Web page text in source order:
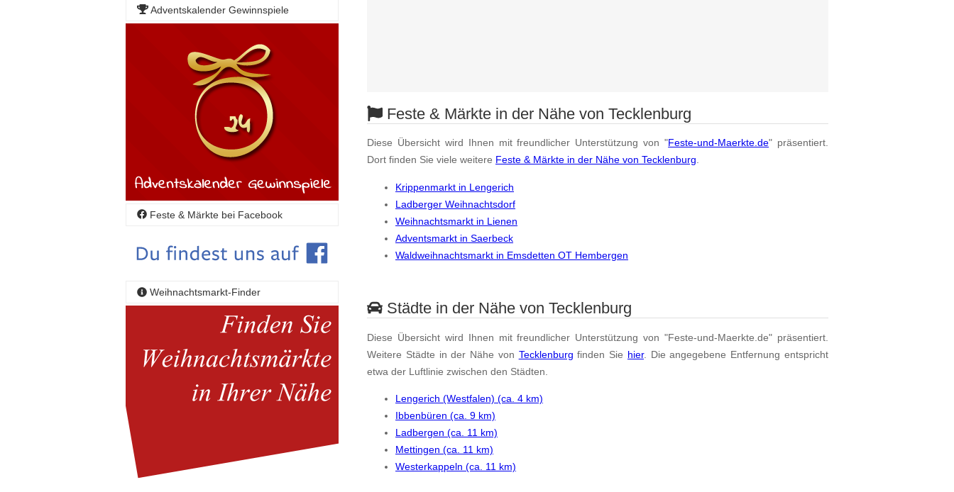
Feste & Märkte in der Nähe von Tecklenburg
Diese Übersicht wird Ihnen mit freundlicher Unterstützung von "Feste-und-Maerkte.de" präsentiert.
Dort finden Sie viele weitere Feste & Märkte in der Nähe von Tecklenburg.
Krippenmarkt in Lengerich
Ladberger Weihnachtsdorf
Weihnachtsmarkt in Lienen
Adventsmarkt in Saerbeck
Waldweihnachtsmarkt in Emsdetten OT Hembergen
Städte in der Nähe von Tecklenburg
Diese Übersicht wird Ihnen mit freundlicher Unterstützung von "Feste-und-Maerkte.de" präsentiert.
Weitere Städte in der Nähe von Tecklenburg finden Sie hier. Die angegebene Entfernung entspricht
etwa der Luftlinie zwischen den Städten.
Lengerich (Westfalen) (ca. 4 km)
Ibbenbüren (ca. 9 km)
Ladbergen (ca. 11 km)
Mettingen (ca. 11 km)
Westerkappeln (ca. 11 km)
Adventskalender Gewinnspiele
Feste & Märkte bei Facebook
Weihnachtsmarkt-Finder